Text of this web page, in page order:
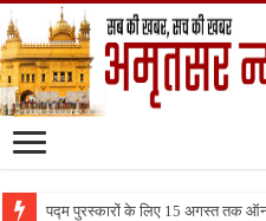
पद्म पुरस्कारों के लिए 15 अगस्त तक